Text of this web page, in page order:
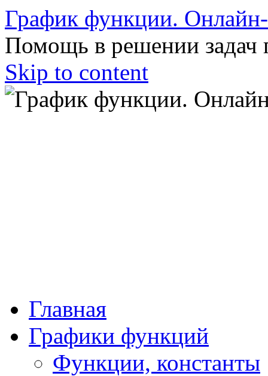
График функции.
Помощь в решении задач
Skip to content
Главная
Графики функций
Функции, константы